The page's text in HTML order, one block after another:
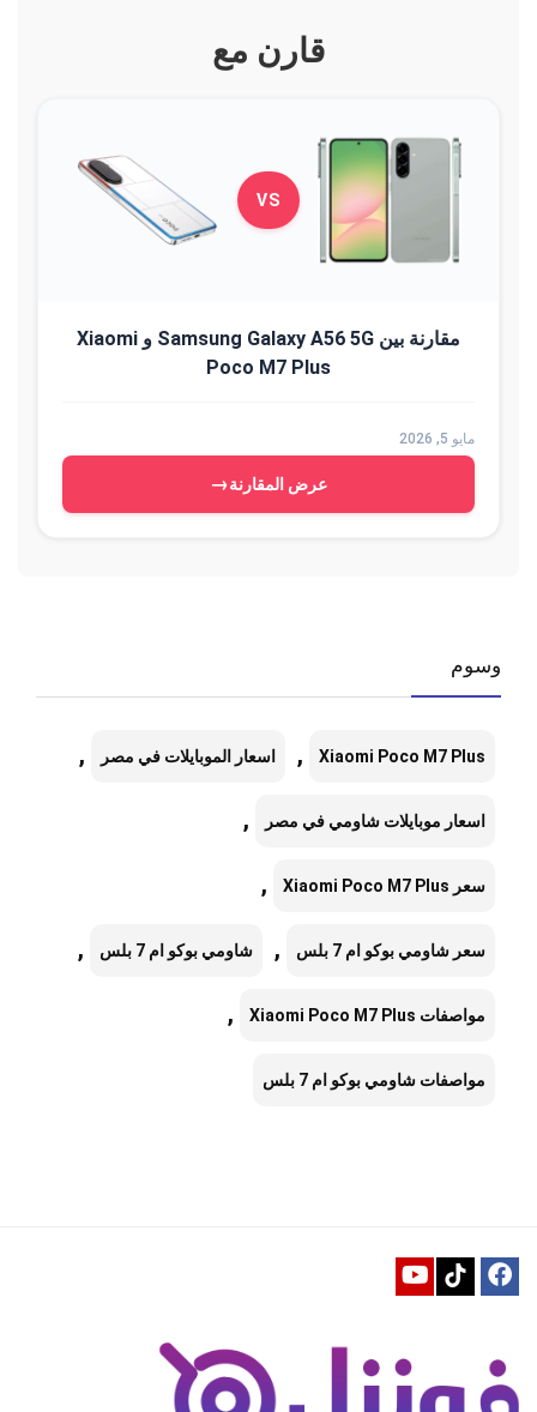
قارن مع
VS
مقارنة بين Samsung Galaxy A56 5G و Xiaomi
Poco M7 Plus
مايو 5, 2026
عرض المقارنة→
وسوم
Xiaomi Poco M7 Plus
, اسعار الموبايلات في مصر ,
اسعار موبايلات شاومي في مصر ,
سعر Xiaomi Poco M7 Plus ,
سعر شاومي بوكو ام 7 بلس , شاومي بوكو ام 7 بلس ,
مواصفات Xiaomi Poco M7 Plus ,
مواصفات شاومي بوكو ام 7 بلس